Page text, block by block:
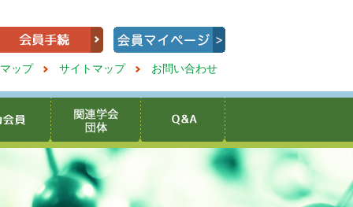
ップ サイトマップ お問い合わせ